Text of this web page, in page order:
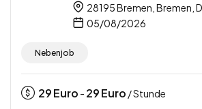
28195 Bremen, Bremen,
05/08/2026
Nebenjob
29Euro - 29Euro / Stunde